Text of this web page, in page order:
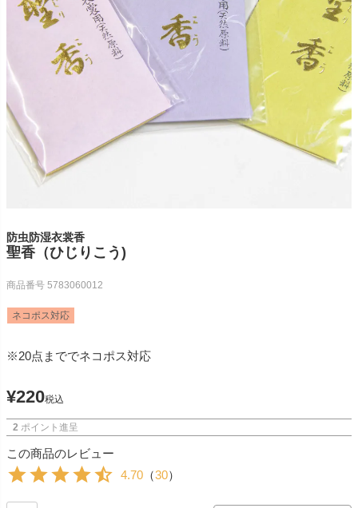
防虫防湿衣裳香
聖香（ひじりこう)
商品番号 5783060012
ネコポス対応
※20点まででネコポス対応
¥220税込
2 ポイント進呈
この商品のレビュー
4.70 （30）